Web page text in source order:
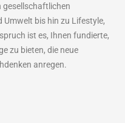
gesellschaftlichen
Umwelt bis hin zu Lifestyle,
ist es, Ihnen fundierte,
zu bieten, die neue
anregen.